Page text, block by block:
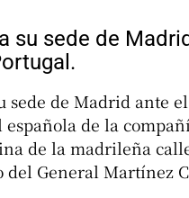
su sede de
sede de Madrid ante
de la
de la madrileña
del General Martínez